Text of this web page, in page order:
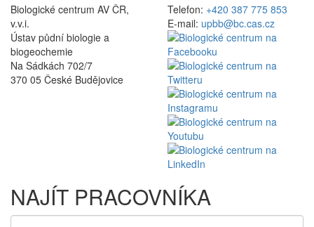
Biologické centrum AV ČR,
v.v.i.
Ústav půdní biologie a
biogeochemie
Na Sádkách 702/7
370 05 České Budějovice
Telefon: +420 387 775 853
E-mail: upbb@bc.cas.cz
NAJÍT PRACOVNÍKA